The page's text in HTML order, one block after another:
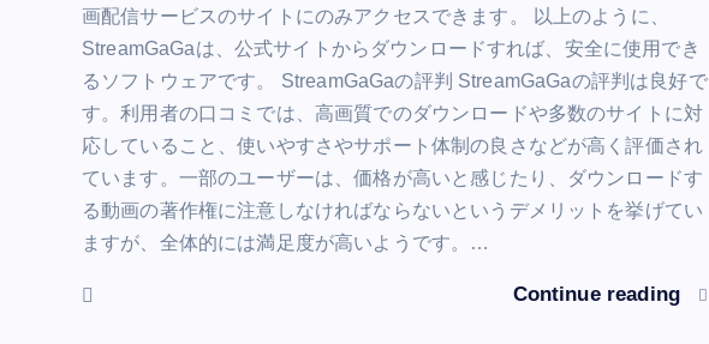
画配信サービスのサイトにのみアクセスできます。 以上のように、
StreamGaGaは、公式サイトからダウンロードすれば、安全に使用でき
るソフトウェアです。 StreamGaGaの評判 StreamGaGaの評判は良好で
す。利用者の口コミでは、高画質でのダウンロードや多数のサイトに対
応していること、使いやすさやサポート体制の良さなどが高く評価され
ています。一部のユーザーは、価格が高いと感じたり、ダウンロードす
る動画の著作権に注意しなければならないというデメリットを挙げてい
ますが、全体的には満足度が高いようです。…
Continue reading